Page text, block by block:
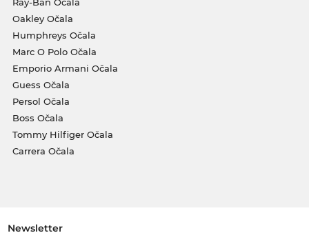
Oakley Očala
Humphreys Očala
Marc O Polo Očala
Emporio Armani Očala
Guess Očala
Persol Očala
Boss Očala
Tommy Hilfiger Očala
Carrera Očala
Newsletter